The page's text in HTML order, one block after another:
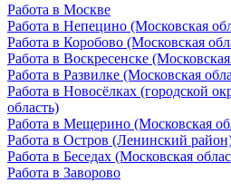
Работа в Москве
Работа в Непецино (Московская
Работа в Коробово (Московская
Работа в Воскресенске
Работа в Развилке (Московская
Работа в Новосёлках (городской
область)
Работа в Мещерино (Московская
Работа в Остров (Ленинский
Работа в Беседах (Московская
Работа в Заворово